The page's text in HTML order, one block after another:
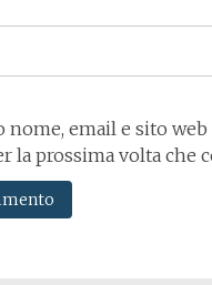
nome, email e sito
la prossima volta che